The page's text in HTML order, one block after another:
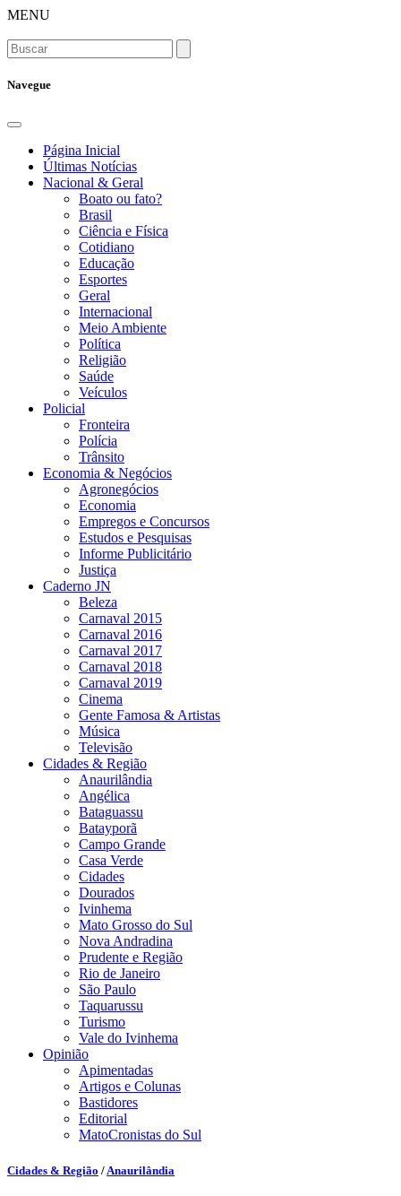
MENU
Navegue
Página Inicial
Últimas Notícias
Nacional & Geral
Boato ou fato?
Brasil
Ciência e Física
Cotidiano
Educação
Esportes
Geral
Internacional
Meio Ambiente
Política
Religião
Saúde
Veículos
Policial
Fronteira
Polícia
Trânsito
Economia & Negócios
Agronegócios
Economia
Empregos e Concursos
Estudos e Pesquisas
Informe Publicitário
Justiça
Caderno JN
Beleza
Carnaval 2015
Carnaval 2016
Carnaval 2017
Carnaval 2018
Carnaval 2019
Cinema
Gente Famosa & Artistas
Música
Televisão
Cidades & Região
Anaurilândia
Angélica
Bataguassu
Batayporã
Campo Grande
Casa Verde
Cidades
Dourados
Ivinhema
Mato Grosso do Sul
Nova Andradina
Prudente e Região
Rio de Janeiro
São Paulo
Taquarussu
Turismo
Vale do Ivinhema
Opinião
Apimentadas
Artigos e Colunas
Bastidores
Editorial
MatoCronistas do Sul
Cidades & Região / Anaurilândia